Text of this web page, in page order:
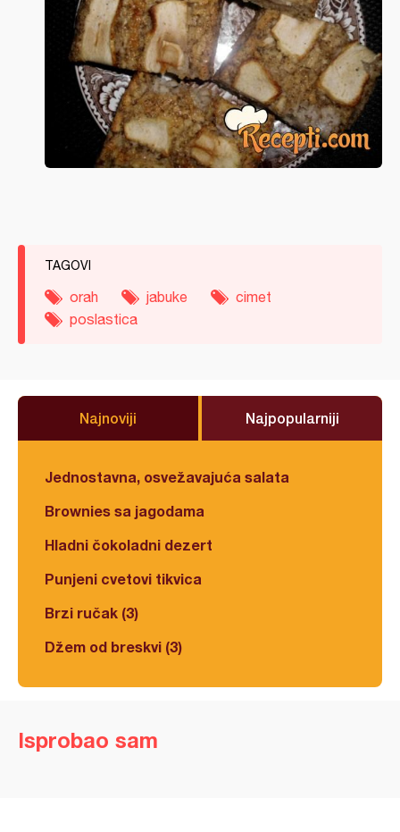
TAGOVI
orah jabuke
cimet
poslastica
Najnoviji Najpopularniji
Jednostavna, osvežavajuća salata
Brownies sa jagodama
Hladni čokoladni dezert
Punjeni cvetovi tikvica
Brzi ručak (3)
Džem od breskvi (3)
Isprobao sam